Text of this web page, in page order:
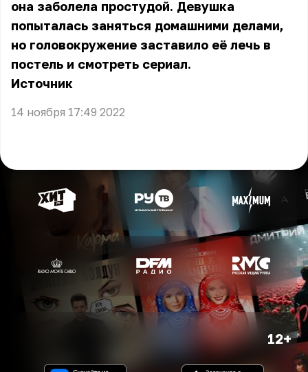
она заболела простудой. Девушка
попыталась заняться домашними делами,
но головокружение заставило её лечь в
постель и смотреть сериал.
Источник
14 ноября 17:49 2022
12+